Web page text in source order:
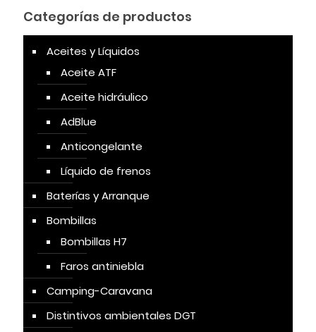
Categorías de productos
Aceites y Líquidos
Aceite ATF
Aceite hidráulico
AdBlue
Anticongelante
Líquido de frenos
Baterías y Arranque
Bombillas
Bombillas H7
Faros antiniebla
Camping-Caravana
Distintivos ambientales DGT